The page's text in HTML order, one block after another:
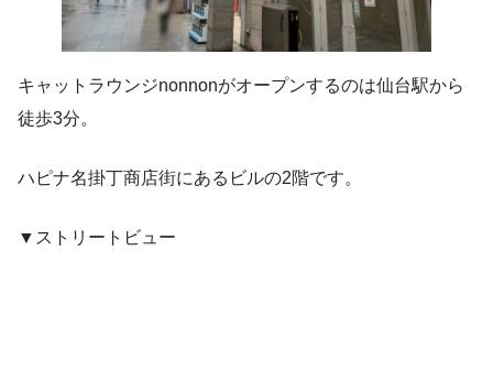
キャットラウンジnonnonがオープンするのは仙台駅から
徒歩3分。
ハピナ名掛丁商店街にあるビルの2階です。
▼ストリートビュー